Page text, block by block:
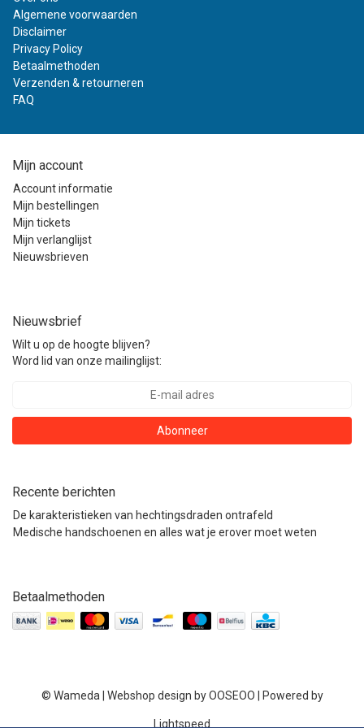
Algemene voorwaarden
Disclaimer
Privacy Policy
Betaalmethoden
Verzenden & retourneren
FAQ
Mijn account
Account informatie
Mijn bestellingen
Mijn tickets
Mijn verlanglijst
Nieuwsbrieven
Nieuwsbrief
Wilt u op de hoogte blijven?
Word lid van onze mailinglijst:
Abonneer
Recente berichten
De karakteristieken van hechtingsdraden ontrafeld
Medische handschoenen en alles wat je erover moet weten
Betaalmethoden
© Wameda | Webshop design byOOSEOO | Powered by
Lightspeed